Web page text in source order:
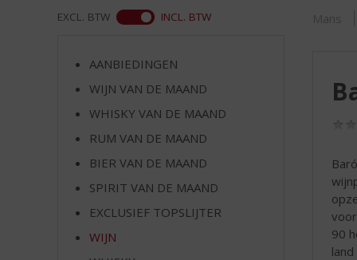
Mans
90
EXCL. BTW INCL. BTW
AANBIEDINGEN
WIJN VAN DE MAAND
WHISKY VAN DE MAAND
RUM VAN DE MAAND
BIER VAN DE MAAND
SPIRIT VAN DE MAAND
EXCLUSIEF TOPSLIJTER
WIJN